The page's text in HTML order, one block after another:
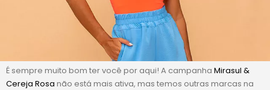
É sempre muito bom ter você por aqui! A campanha Mirasul &
Cereja Rosa não está mais ativa, mas temos outras marcas na